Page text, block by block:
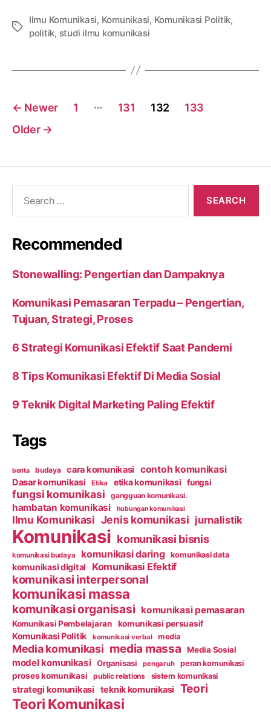
Tags
Ilmu Komunikasi, Komunikasi, Komunikasi Politik,
politik, studi ilmu komunikasi
Posts
navigation
← Newer 1 … 131 132
133
Older →
Recommended
Stonewalling: Pengertian dan Dampaknya
Komunikasi Pemasaran Terpadu – Pengertian,
Tujuan, Strategi, Proses
6 Strategi Komunikasi Efektif Saat Pandemi
8 Tips Komunikasi Efektif Di Media Sosial
9 Teknik Digital Marketing Paling Efektif
Tags
berita budaya cara komunikasi contoh komunikasi
Dasar komunikasi Etika etika komunikasi fungsi
fungsi komunikasi gangguan komunikasi.
hambatan komunikasi hubungan komunikasi
Ilmu Komunikasi Jenis komunikasi jurnalistik
Komunikasi komunikasi bisnis
komunikasi budaya komunikasi daring komunikasi data
komunikasi digital Komunikasi Efektif
komunikasi interpersonal
komunikasi massa
komunikasi organisasi komunikasi pemasaran
Komunikasi Pembelajaran komunikasi persuasif
Komunikasi Politik komunikasi verbal media
Media komunikasi media massa Media Sosial
model komunikasi Organisasi pengaruh peran komunikasi
proses komunikasi public relations sistem komunikasi
strategi komunikasi teknik komunikasi Teori
Teori Komunikasi